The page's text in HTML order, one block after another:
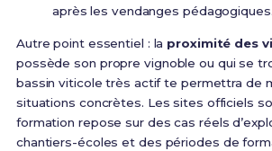
après les vendanges pédagogiques.
Autre point essentiel : la proximité des
possède son propre vignoble ou qui se
bassin viticole très actif te permettra de
situations concrètes. Les sites officiels
formation repose sur des cas réels
chantiers-écoles et des périodes de